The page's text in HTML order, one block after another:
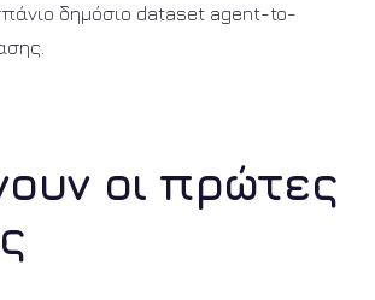
δημόσιο dataset agent-to-
οι πρώτες